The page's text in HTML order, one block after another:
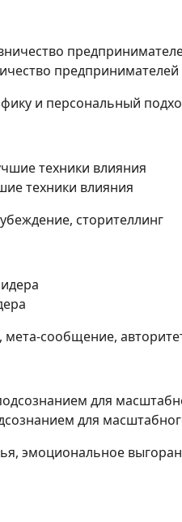
и персональный
техники влияния
сторителлинг
сообщение,
для
эмоциональное